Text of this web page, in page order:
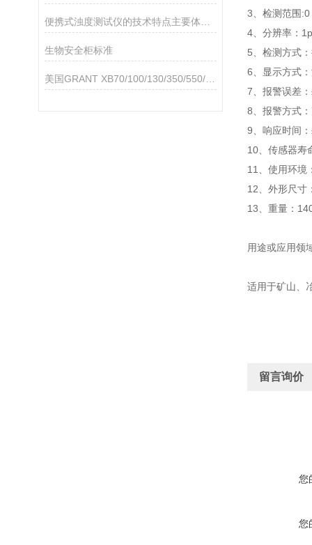
生物安全柜标准
美国GRANT XB70/100/130/350/550/900FZ雪花制冰机技术参数
3、检测范围
4、分辨率：
5、检测方式
6、显示方式
7、报警误差
8、报警方式
9、响应时间
10、传感器寿
11、使用环
12、外形尺寸
13、重量：
用途或应用领
适用于矿山、
留言询价
您
您